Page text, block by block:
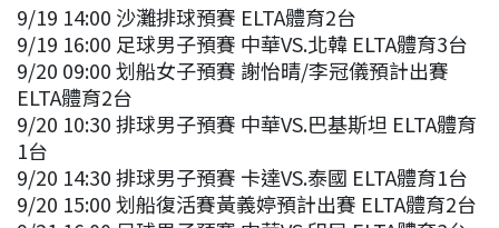
9/19 14:00 沙灘排球預賽 ELTA體育2台
9/19 16:00 足球男子預賽 中華VS.北韓 ELTA體育3台
9/20 09:00 划船女子預賽 謝怡晴/李冠儀預計出賽
ELTA體育2台
9/20 10:30 排球男子預賽 中華VS.巴基斯坦 ELTA體育
1台
9/20 14:30 排球男子預賽 卡達VS.泰國 ELTA體育1台
9/20 15:00 划船復活賽黃義婷預計出賽 ELTA體育2台